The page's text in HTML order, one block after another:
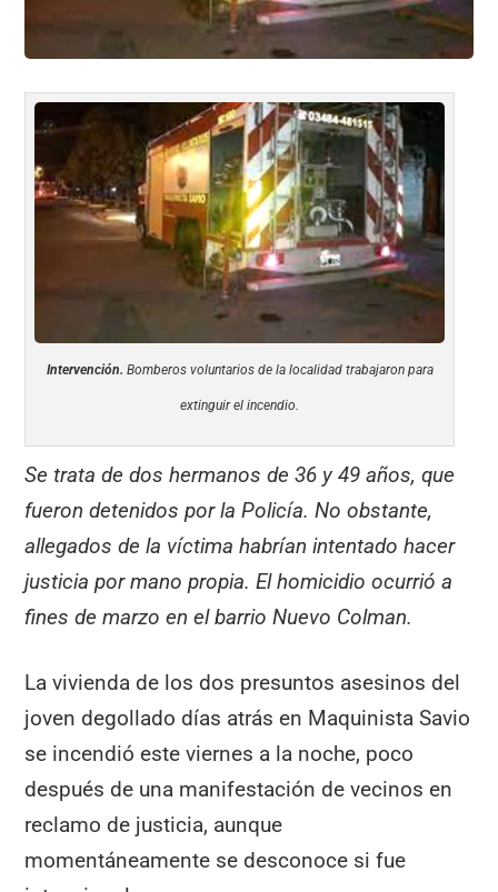
Intervención. Bomberos voluntarios de la localidad trabajaron para
extinguir el incendio.
Se trata de dos hermanos de 36 y 49 años, que
fueron detenidos por la Policía. No obstante,
allegados de la víctima habrían intentado hacer
justicia por mano propia. El homicidio ocurrió a
fines de marzo en el barrio Nuevo Colman.
La vivienda de los dos presuntos asesinos del
joven degollado días atrás en Maquinista Savio
se incendió este viernes a la noche, poco
después de una manifestación de vecinos en
reclamo de justicia, aunque
momentáneamente se desconoce si fue